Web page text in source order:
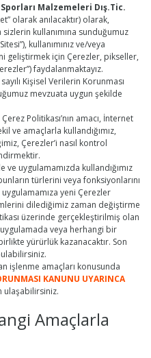
Malzemeleri Dış.Tic.
olarak anılacaktır) olarak,
kullanımına sunduğumuz
kullanımınız ve/veya
geliştirmek için Çerezler, pikseller,
faydalanmaktayız.
Kişisel Verilerin Korunması
mevzuata uygun şekilde
Politikası’nın amacı, İnternet
ve amaçlarla kullandığımız,
Çerezler’i nasıl kontrol
uygulamamızda kullandığımız
türlerini veya fonksiyonlarını
yeni Çerezler
dilediğimiz zaman değiştirme
üzerinde gerçekleştirilmiş olan
veya herhangi bir
yürürlük kazanacaktır. Son
işlenme amaçları konusunda
KANUNU UYARINCA
ulaşabilirsiniz.
Amaçlarla